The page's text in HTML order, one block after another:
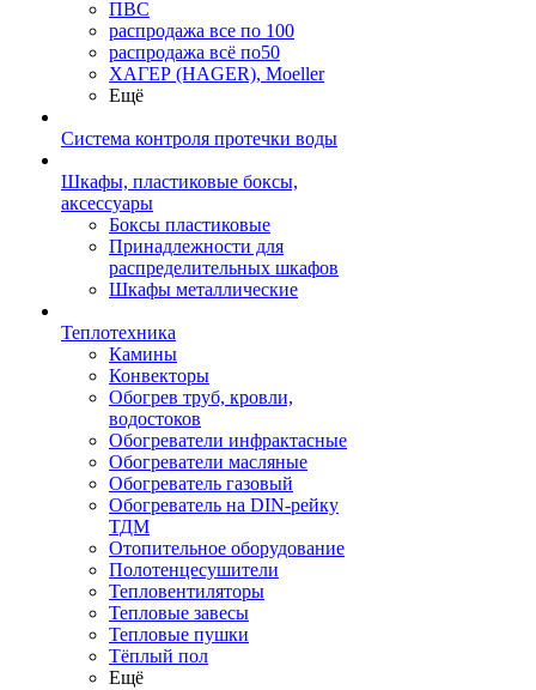
ПВС
распродажа все по 100
распродажа всё по50
ХАГЕР (HAGER), Moeller
Ещё
Система контроля протечки воды
Шкафы, пластиковые боксы,
аксессуары
Боксы пластиковые
Принадлежности для
распределительных шкафов
Шкафы металлические
Теплотехника
Камины
Конвекторы
Обогрев труб, кровли,
водостоков
Обогреватели инфрактасные
Обогреватели масляные
Обогреватель газовый
Обогреватель на DIN-рейку
ТДМ
Отопительное оборудование
Полотенцесушители
Тепловентиляторы
Тепловые завесы
Тепловые пушки
Тёплый пол
Ещё